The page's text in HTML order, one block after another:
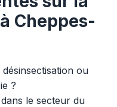
Cheppes-
ou
?
le secteur du